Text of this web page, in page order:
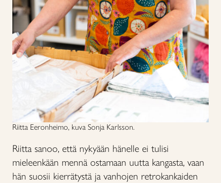
Riitta Eeronheimo, kuva Sonja Karlsson.
Riitta sanoo, että nykyään hänelle ei tulisi
mieleenkään mennä ostamaan uutta kangasta, vaan
hän suosii kierrätystä ja vanhojen retrokankaiden